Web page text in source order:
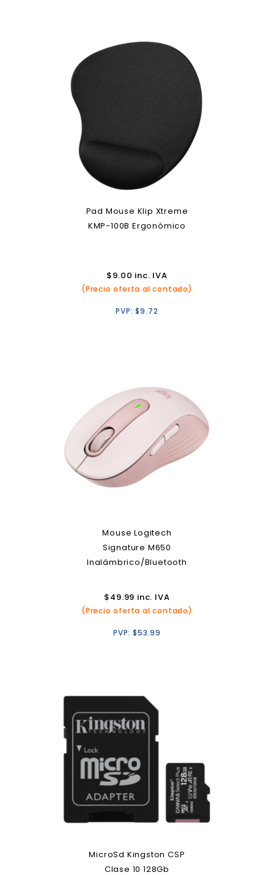
Pad Mouse Klip Xtreme
KMP-100B Ergonómico
$9.00 inc. IVA
(Precio oferta al contado)
PVP:$9.72
Mouse Logitech
Signature M650
Inalámbrico/Bluetooth
$49.99 inc. IVA
(Precio oferta al contado)
PVP:$53.99
MicroSd Kingston CSP
Clase 10 128Gb